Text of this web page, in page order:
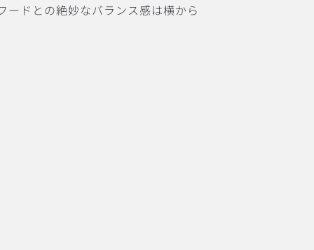
ドとの絶妙なバランス感は横から